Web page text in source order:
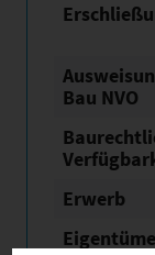
Bau NVO
Erwerb